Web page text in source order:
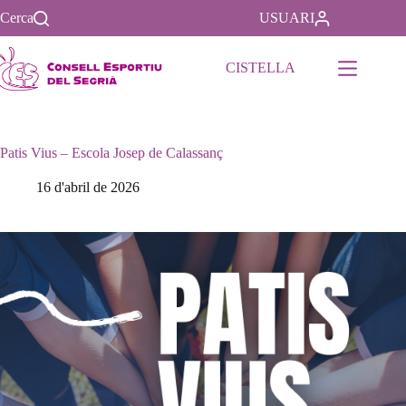
al
contenido
Cerca USUARI
CISTELLA
Patis Vius – Escola Josep de Calassanç
16 d'abril de 2026